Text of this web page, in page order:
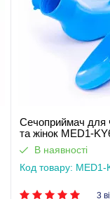
Сечоприймач для
та жінок MED1-
В наявності
Код товару: MED1-
3